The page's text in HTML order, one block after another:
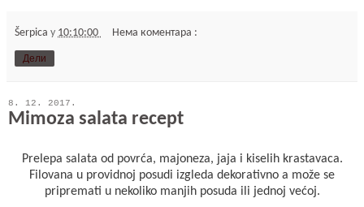
Šerpica у 10:10:00 Нема коментара :
Дели
8. 12. 2017.
Mimoza salata recept
Prelepa salata od povrća, majoneza, jaja i kiselih krastavaca.
Filovana u providnoj posudi izgleda dekorativno a može se
pripremati u nekoliko manjih posuda ili jednoj većoj.